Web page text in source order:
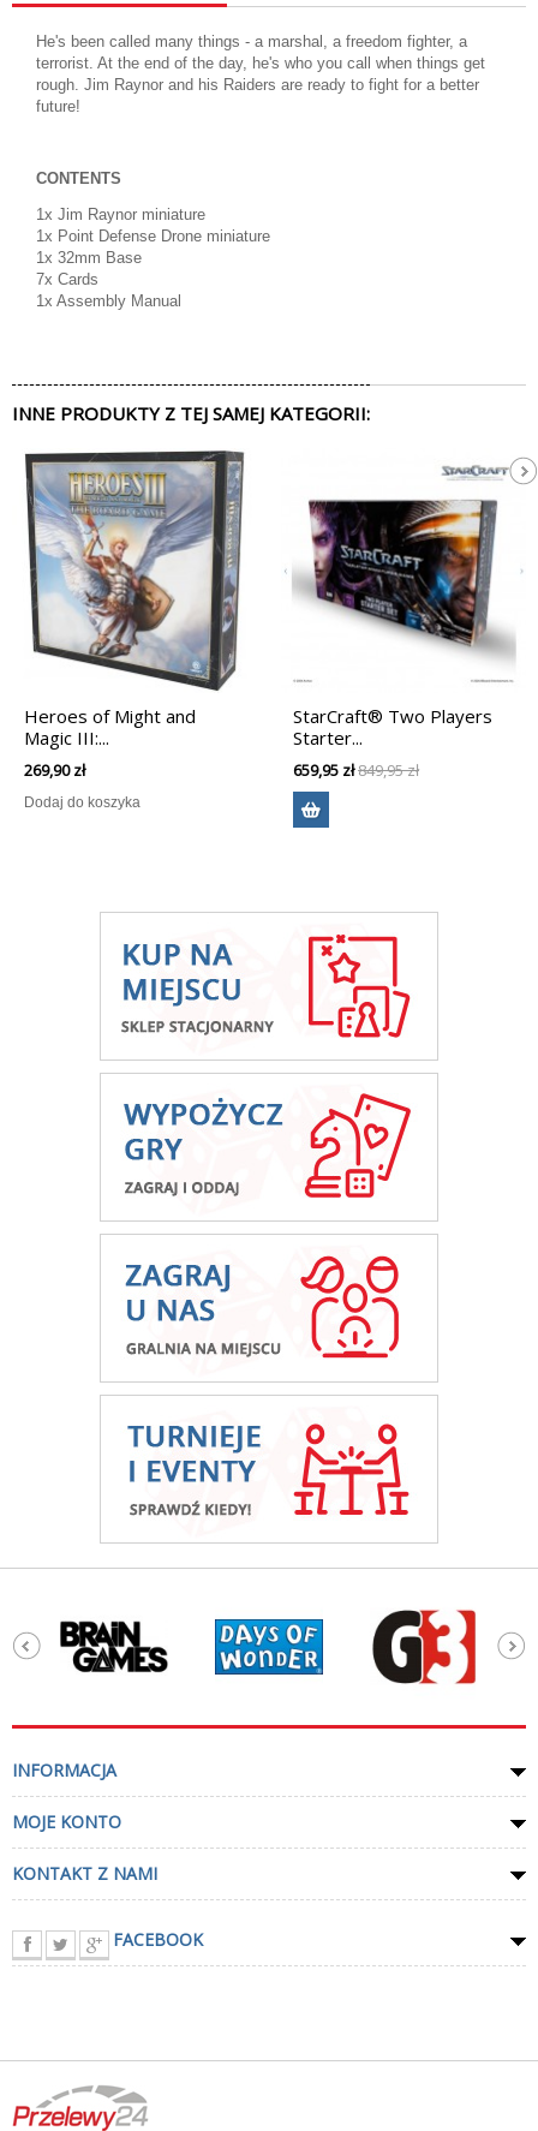
He's been called many things - a marshal, a freedom fighter, a
terrorist. At the end of the day, he's who you call when things get
rough. Jim Raynor and his Raiders are ready to fight for a better
future!
CONTENTS
1x Jim Raynor miniature
1x Point Defense Drone miniature
1x 32mm Base
7x Cards
1x Assembly Manual
INNE PRODUKTY Z TEJ SAMEJ KATEGORII:
Heroes of Might and
Magic III:...
269,90 zł
Dodaj do koszyka
StarCraft® Two Players
Starter...
659,95 zł849,95 zł
INFORMACJA
MOJE KONTO
KONTAKT Z NAMI
FACEBOOK